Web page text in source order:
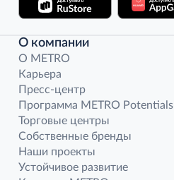
О компании
O METRO
Карьера
Пресс-центр
Программа METRO Potentials
Торговые центры
Собственные бренды
Наши проекты
Устойчивое развитие